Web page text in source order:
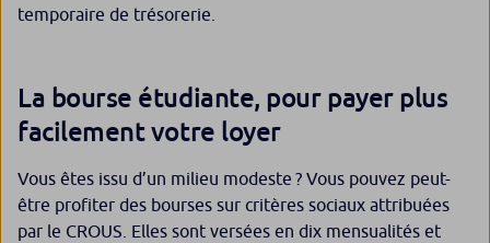
temporaire de trésorerie.
La bourse étudiante, pour payer plus
facilement votre loyer
Vous êtes issu d’un milieu modeste ? Vous pouvez peut-
être profiter des bourses sur critères sociaux attribuées
par le CROUS. Elles sont versées en dix mensualités et